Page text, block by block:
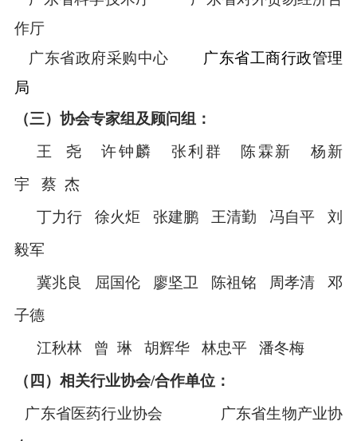
作厅
广东省政府采购中心 广东省工商行政管理
局
（三）协会专家组及顾问组：
王 尧 许钟麟 张利群 陈霖新 杨新
宇 蔡 杰
丁力行
徐火炬 张建鹏 王清勤 冯自平 刘
毅军
冀兆良
屈国伦
廖坚卫 陈祖铭 周孝清 邓
子德
江秋林
曾 琳 胡辉华林忠平 潘冬梅
（四）相关行业协会/合作单位：
广东省医药行业协会 广东省生物产业协